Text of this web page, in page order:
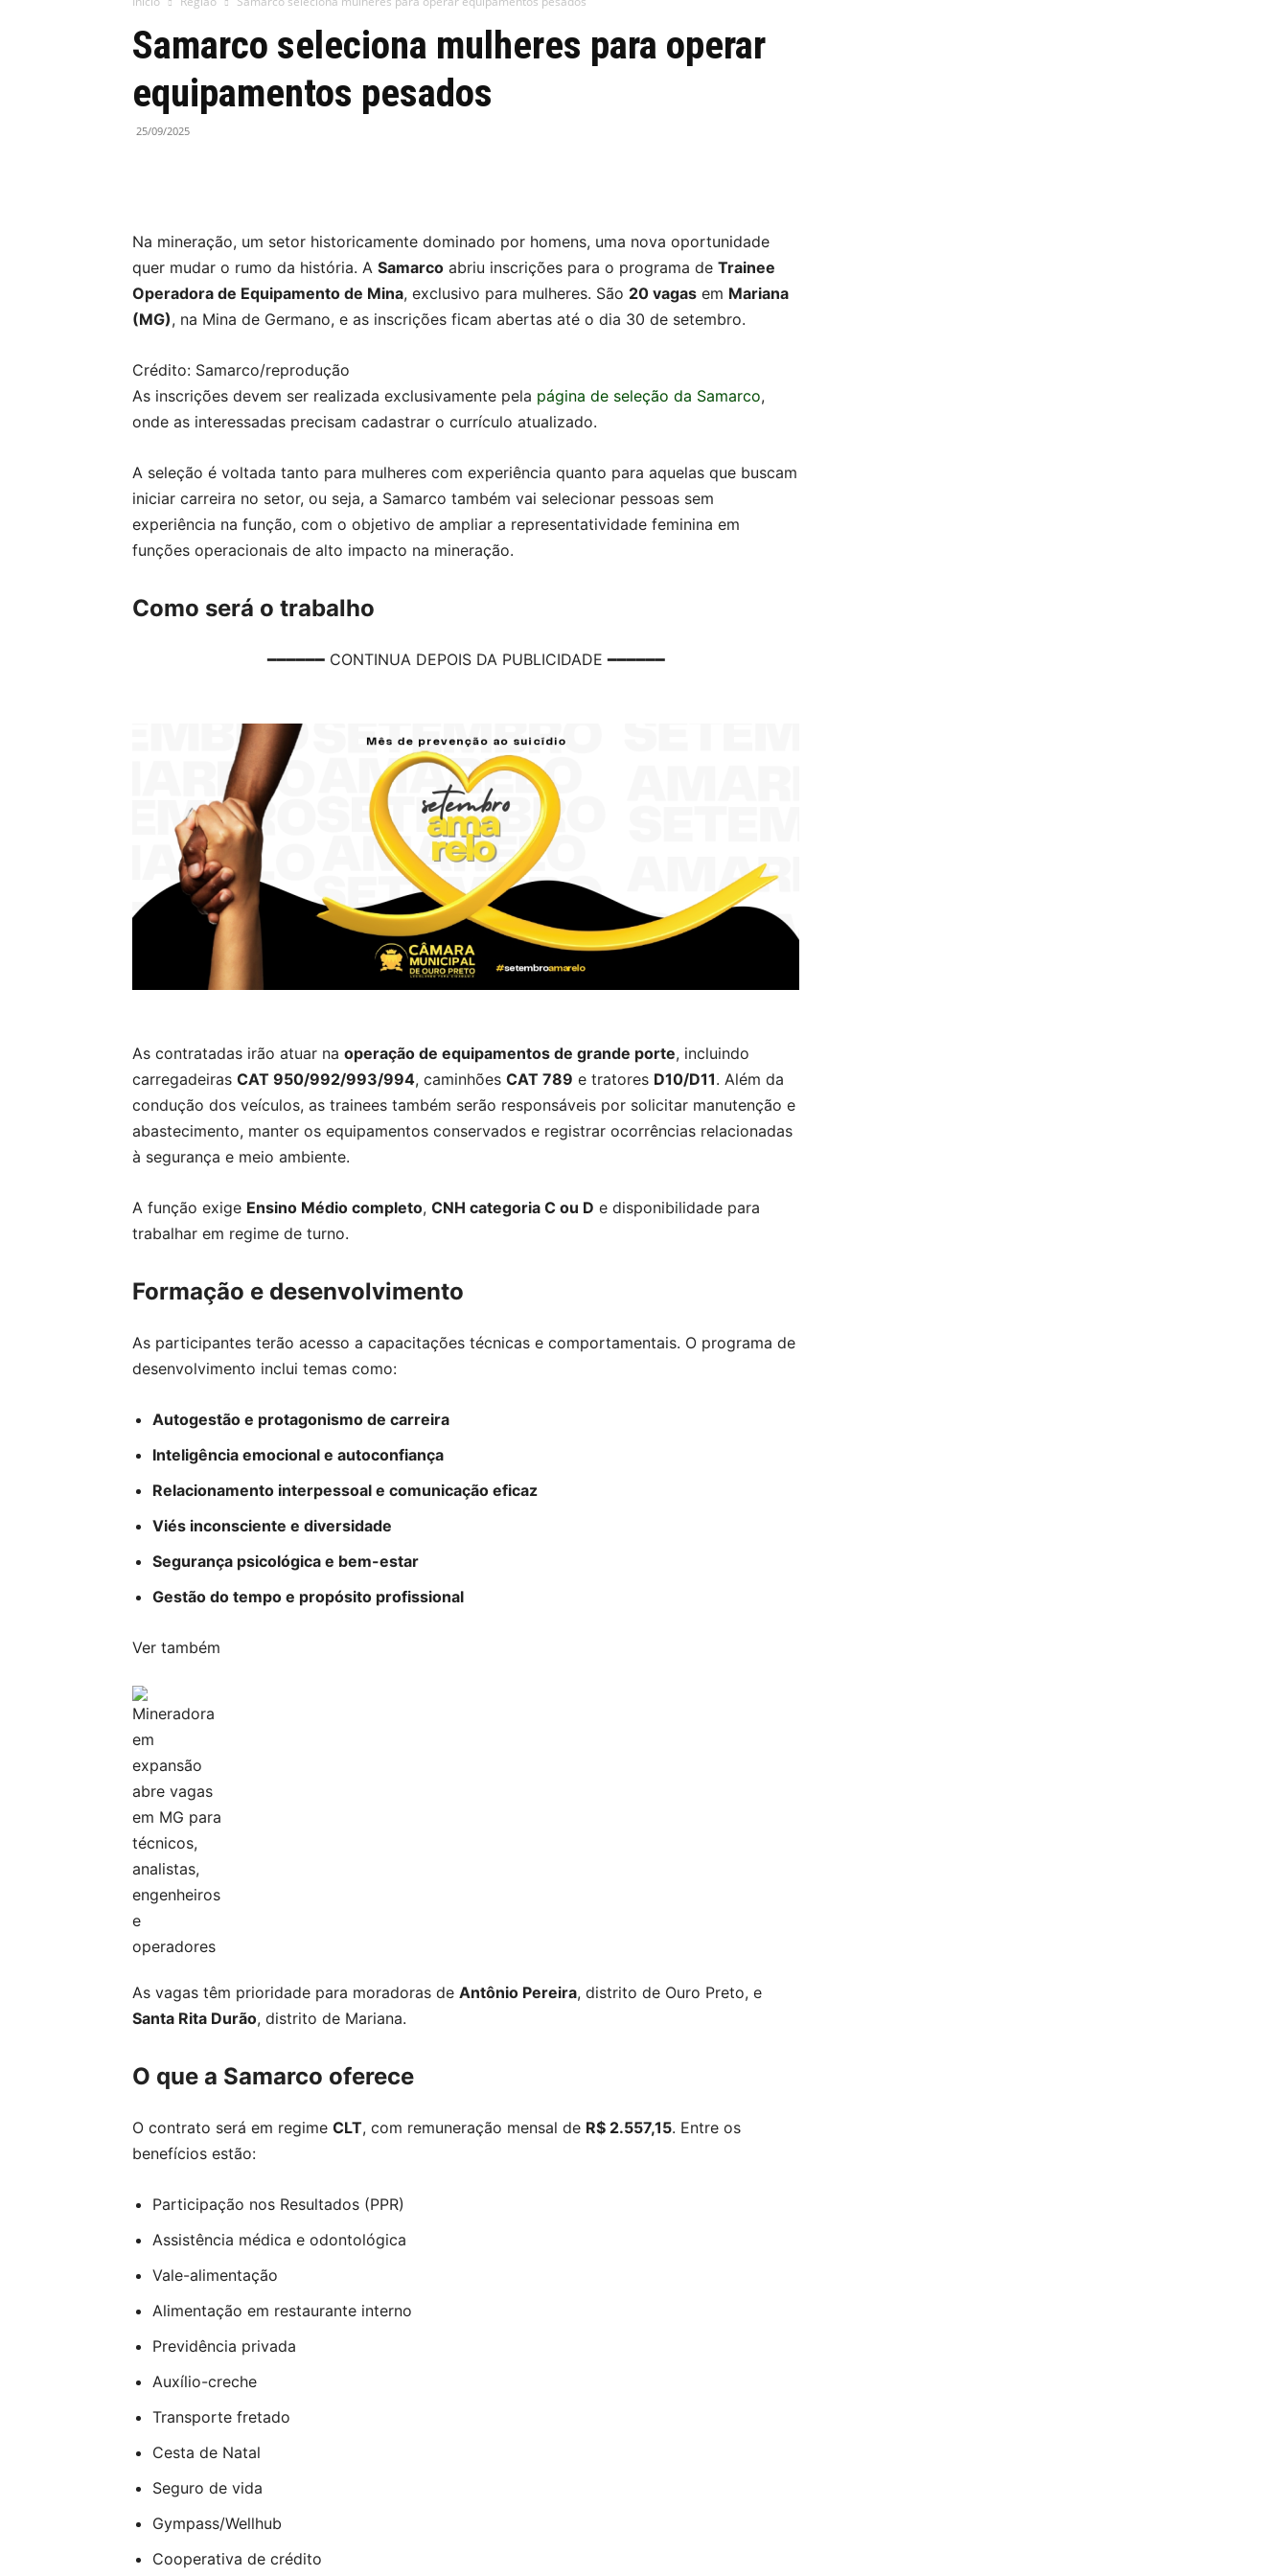
Samarco seleciona mulheres para operar
equipamentos pesados
25/09/2025
Na mineração, um setor historicamente dominado por homens, uma nova oportunidade
quer mudar o rumo da história. A Samarco abriu inscrições para o programa de Trainee
Operadora de Equipamento de Mina, exclusivo para mulheres. São 20 vagas em Mariana
(MG), na Mina de Germano, e as inscrições ficam abertas até o dia 30 de setembro.
Crédito: Samarco/reprodução
As inscrições devem ser realizada exclusivamente pela página de seleção da Samarco,
onde as interessadas precisam cadastrar o currículo atualizado.
A seleção é voltada tanto para mulheres com experiência quanto para aquelas que buscam
iniciar carreira no setor, ou seja, a Samarco também vai selecionar pessoas sem
experiência na função, com o objetivo de ampliar a representatividade feminina em
funções operacionais de alto impacto na mineração.
Como será o trabalho
━━━━━━ CONTINUA DEPOIS DA PUBLICIDADE ━━━━━━
As contratadas irão atuar na operação de equipamentos de grande porte, incluindo
carregadeiras CAT 950/992/993/994, caminhões CAT 789 e tratores D10/D11. Além da
condução dos veículos, as trainees também serão responsáveis por solicitar manutenção e
abastecimento, manter os equipamentos conservados e registrar ocorrências relacionadas
à segurança e meio ambiente.
A função exige Ensino Médio completo, CNH categoria C ou D e disponibilidade para
trabalhar em regime de turno.
Formação e desenvolvimento
As participantes terão acesso a capacitações técnicas e comportamentais. O programa de
desenvolvimento inclui temas como:
Autogestão e protagonismo de carreira
Inteligência emocional e autoconfiança
Relacionamento interpessoal e comunicação eficaz
Viés inconsciente e diversidade
Segurança psicológica e bem-estar
Gestão do tempo e propósito profissional
Ver também
As vagas têm prioridade para moradoras de Antônio Pereira, distrito de Ouro Preto, e
Santa Rita Durão, distrito de Mariana.
O que a Samarco oferece
O contrato será em regime CLT, com remuneração mensal de R$ 2.557,15. Entre os
benefícios estão:
Participação nos Resultados (PPR)
Assistência médica e odontológica
Vale-alimentação
Alimentação em restaurante interno
Previdência privada
Auxílio-creche
Transporte fretado
Cesta de Natal
Seguro de vida
Gympass/Wellhub
Cooperativa de crédito